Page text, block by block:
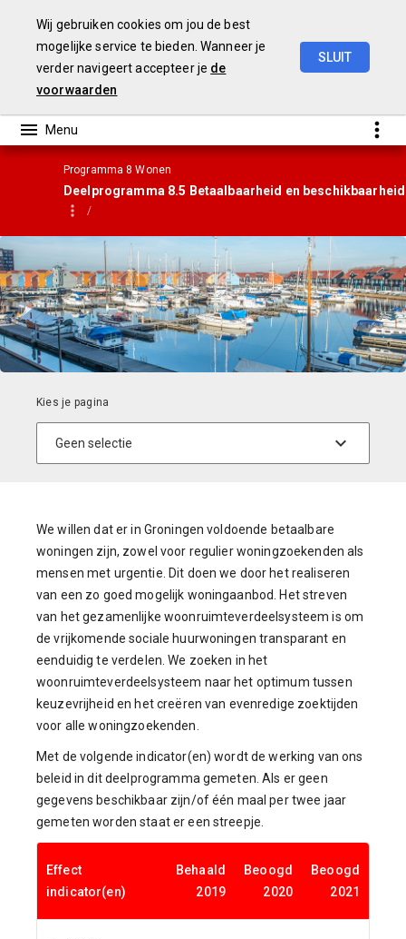
Programma 8 Wonen
Deelprogramma 8.5 Betaalbaarheid en beschikbaarheid
We willen dat er in Groningen voldoende betaalbare
woningen zijn, zowel voor regulier woningzoekenden als
mensen met urgentie. Dit doen we door het realiseren
van een zo goed mogelijk woningaanbod. Het streven
van het gezamenlijke woonruimteverdeelsysteem is om
de vrijkomende sociale huurwoningen transparant en
eenduidig te verdelen. We zoeken in het
woonruimteverdeelsysteem naar het optimum tussen
keuzevrijheid en het creëren van evenredige zoektijden
voor alle woningzoekenden.
Met de volgende indicator(en) wordt de werking van ons
beleid in dit deelprogramma gemeten. Als er geen
gegevens beschikbaar zijn/of één maal per twee jaar
gemeten worden staat er een streepje.
Effect
indicator(en)
Behaald
2019
Beoogd
2020
Beoogd
2021
Wij gebruiken cookies om jou de best
mogelijke service te bieden. Wanneer je
verder navigeert accepteer je de
voorwaarden
SLUIT